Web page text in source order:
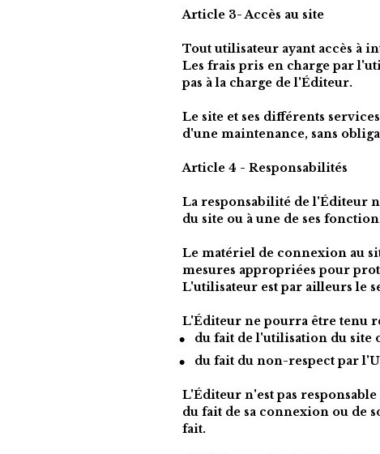
Article 3- Accès au site
Tout utilisateur ayant accès à
Les frais pris en charge par
pas à la charge de l'Éditeur.
Le site et ses différents
d'une maintenance, sans
Article 4 - Responsabilités
La responsabilité de l'Éditeur
du site ou à une de ses
Le matériel de connexion au
mesures appropriées pour
L'utilisateur est par ailleurs le
L'Éditeur ne pourra être tenu
du fait de l'utilisation du site
du fait du non-respect par
L'Éditeur n'est pas
du fait de sa connexion ou de
fait.